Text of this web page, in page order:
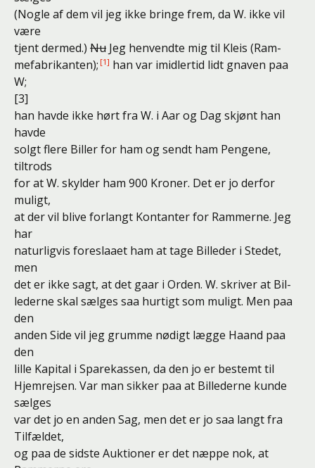
(Nogle af dem vil jeg ikke bringe frem, da W. ikke vil
være
tjent dermed.) Nu Jeg henvendte mig til Kleis (Ram-
mefabrikanten);
han var imidlertid lidt gnaven paa
W;
[3]
han havde ikke hørt fra W. i Aar og Dag skjønt han
havde
solgt flere Biller for ham og sendt ham Pengene,
tiltrods
for at W. skylder ham 900 Kroner. Det er jo derfor
muligt,
at der vil blive forlangt Kontanter for Rammerne. Jeg
har
naturligvis foreslaaet ham at tage Billeder i Stedet,
men
det er ikke sagt, at det gaar i Orden. W. skriver at Bil-
lederne skal sælges saa hurtigt som muligt. Men paa
den
anden Side vil jeg grumme nødigt lægge Haand paa
den
lille Kapital i Sparekassen, da den jo er bestemt til
Hjemrejsen. Var man sikker paa at Billederne kunde
sælges
var det jo en anden Sag, men det er jo saa langt fra
Tilfældet,
og paa de sidste Auktioner er det næppe nok, at